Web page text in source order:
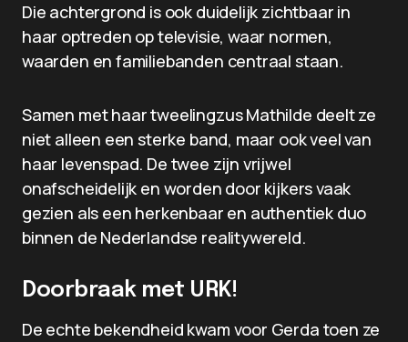
Die achtergrond is ook duidelijk zichtbaar in
haar optreden op televisie, waar normen,
waarden en familiebanden centraal staan.
Samen met haar tweelingzus Mathilde deelt ze
niet alleen een sterke band, maar ook veel van
haar levenspad. De twee zijn vrijwel
onafscheidelijk en worden door kijkers vaak
gezien als een herkenbaar en authentiek duo
binnen de Nederlandse realitywereld.
Doorbraak met URK!
De echte bekendheid kwam voor Gerda toen ze